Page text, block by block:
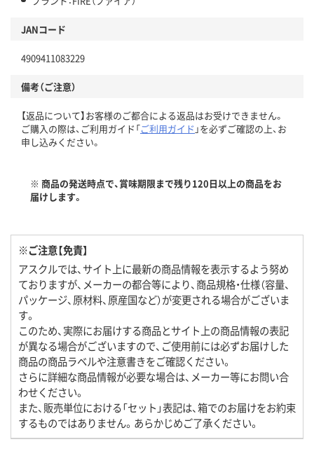
JANコード
4909411083229
備考（ご注意）
【返品について】お客様のご都合による返品はお受けできません。
ご購入の際は、ご利用ガイド「ご利用ガイド 」を必ずご確認の上、お
申し込みください。
※ 商品の発送時点で、賞味期限まで残り120日以上の商品をお
届けします。
※ご注意【免責】
アスクルでは、サイト上に最新の商品情報を表示するよう努め
ておりますが、メーカーの都合等により、商品規格・仕様（容量、
パッケージ、原材料、原産国など）が変更される場合がございま
す。
このため、実際にお届けする商品とサイト上の商品情報の表記
が異なる場合がございますので、ご使用前には必ずお届けした
商品の商品ラベルや注意書きをご確認ください。
さらに詳細な商品情報が必要な場合は、メーカー等にお問い合
わせください。
また、販売単位における「セット」表記は、箱でのお届けをお約束
するものではありません。あらかじめご了承ください。